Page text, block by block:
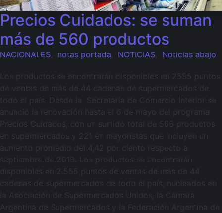
Precios Cuidados: se suman
más de 560 productos
NACIONALES notas portada NOTICIAS Noticias abajo
Los productos se encontrarán disponibles en 2555 puntos
de ventas de más de 44 cadenas de supermercados de
todo el país. Desde la Secretaría de Comercio Interior se
anunció la renovación hasta el 6 de mayo del programa
Precios Cuidados, con un surtido total de 566 productos
en supermercados y 221 en mayoristas que incluyen un
aumento promedio del 4,42 por ciento respecto a
septiembre de 2018. Los productos se encontrarán
disponibles en 2.555 puntos de ventas de más de 44
cadenas de supermercados de todo el país, nucleados en
la Asociación de Supermercados Unidos, la Cámara
Argentina de Supermercados y la Federación Argentina de